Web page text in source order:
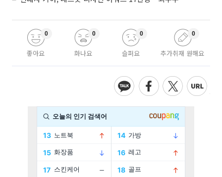
좋아요
0
화나요
0
슬퍼요
0
추가취재 원해요
0